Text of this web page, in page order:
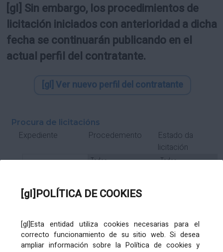
[gl]POLÍTICA DE COOKIES
[gl]Esta entidad utiliza cookies necesarias para el
correcto funcionamiento de su sitio web. Si desea
ampliar información sobre la Política de cookies y
[gl] Sin embargo, los procedimientos de
licitación iniciados con anterioridad a dicha
fecha se continuarán publicando en el
actual perfil del contratante.
[gl] Ver nuevo perfil del contratante
Procura de licitacións
Expediente Procedemento
Estado da
licitación
Subcontrato Tramitación
Órgano de contratación Título